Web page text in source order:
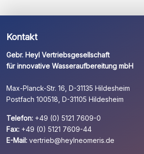
Kontakt
Gebr. Heyl Vertriebsgesellschaft
für innovative Wasseraufbereitung mbH
Max-Planck-Str. 16, D-31135 Hildesheim
Postfach 100518, D-31105 Hildesheim
Telefon: +49 (0) 5121 7609-0
Fax: +49 (0) 5121 7609-44
E-Mail: vertrieb@heylneomeris.de